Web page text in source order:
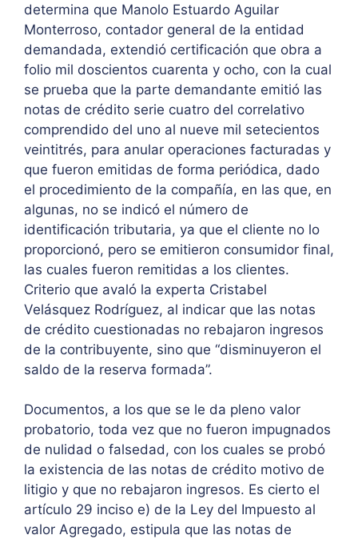
determina que Manolo Estuardo Aguilar
Monterroso, contador general de la entidad
demandada, extendió certificación que obra a
folio mil doscientos cuarenta y ocho, con la cual
se prueba que la parte demandante emitió las
notas de crédito serie cuatro del correlativo
comprendido del uno al nueve mil setecientos
veintitrés, para anular operaciones facturadas y
que fueron emitidas de forma periódica, dado
el procedimiento de la compañía, en las que, en
algunas, no se indicó el número de
identificación tributaria, ya que el cliente no lo
proporcionó, pero se emitieron consumidor final,
las cuales fueron remitidas a los clientes.
Criterio que avaló la experta Cristabel
Velásquez Rodríguez, al indicar que las notas
de crédito cuestionadas no rebajaron ingresos
de la contribuyente, sino que “disminuyeron el
saldo de la reserva formada”.
Documentos, a los que se le da pleno valor
probatorio, toda vez que no fueron impugnados
de nulidad o falsedad, con los cuales se probó
la existencia de las notas de crédito motivo de
litigio y que no rebajaron ingresos. Es cierto el
artículo 29 inciso e) de la Ley del Impuesto al
valor Agregado, estipula que las notas de